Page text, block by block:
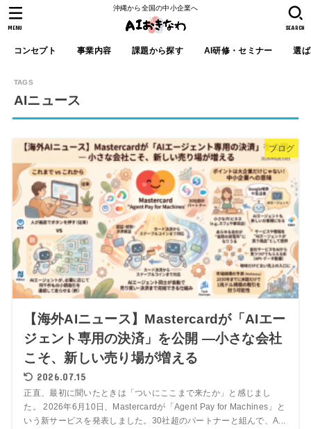
沖縄から全国の中小企業へ
コンセプト 事業内容 課題から探す AI研修・セミナー 選
SEARCH
MENU
AIニュース
ブログ
【海外AIニュース】Mastercardが「AIエー
ジェント専用の決済」を公開 ―小さな会社
こそ、新しい売り場が増える
2026.07.15
正直、最初に聞いたときは「ついにここまで来たか」と感じまし
た。 2026年6月10日、Mastercardが「Agent Pay for Machines」と
いう新サービスを発表しました。30社超のパートナーと組んで、A...